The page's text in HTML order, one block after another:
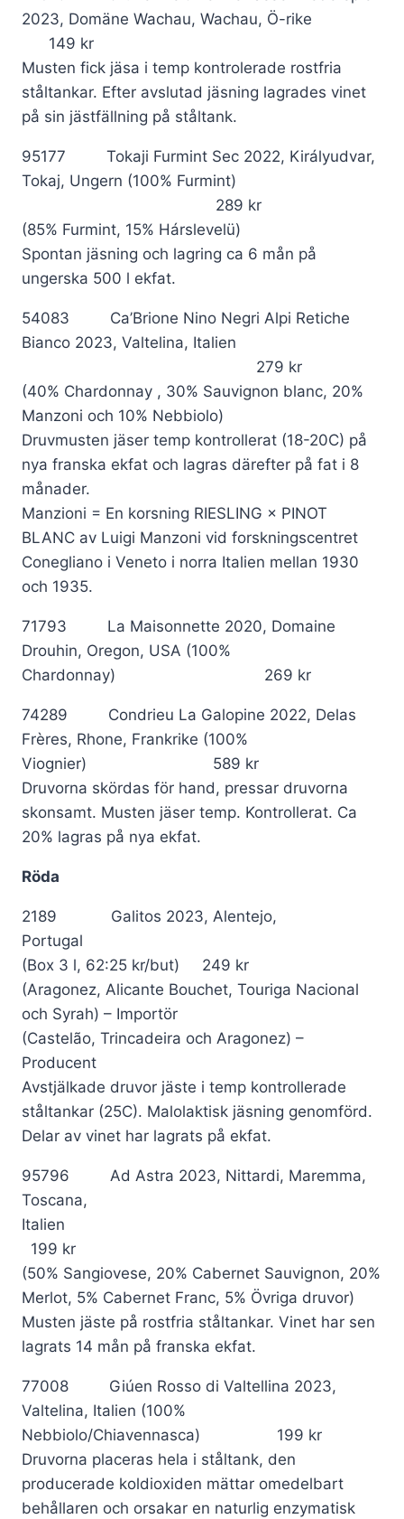
2023, Domäne Wachau, Wachau, Ö-rike
149 kr
Musten fick jäsa i temp kontrolerade rostfria
ståltankar. Efter avslutad jäsning lagrades vinet
på sin jästfällning på ståltank.
95177 Tokaji Furmint Sec 2022, Királyudvar,
Tokaj, Ungern (100% Furmint)
289 kr
(85% Furmint, 15% Hárslevelü)
Spontan jäsning och lagring ca 6 mån på
ungerska 500 l ekfat.
54083 Ca’Brione Nino Negri Alpi Retiche
Bianco 2023, Valtelina, Italien
279 kr
(40% Chardonnay , 30% Sauvignon blanc, 20%
Manzoni och 10% Nebbiolo)
Druvmusten jäser temp kontrollerat (18-20C) på
nya franska ekfat och lagras därefter på fat i 8
månader.
Manzioni = En korsning RIESLING × PINOT
BLANC av Luigi Manzoni vid forskningscentret
Conegliano i Veneto i norra Italien mellan 1930
och 1935.
71793 La Maisonnette 2020, Domaine
Drouhin, Oregon, USA (100%
Chardonnay) 269 kr
74289 Condrieu La Galopine 2022, Delas
Frères, Rhone, Frankrike (100%
Viognier) 589 kr
Druvorna skördas för hand, pressar druvorna
skonsamt. Musten jäser temp. Kontrollerat. Ca
20% lagras på nya ekfat.
Röda
2189 Galitos 2023, Alentejo,
Portugal
(Box 3 l, 62:25 kr/but) 249 kr
(Aragonez, Alicante Bouchet, Touriga Nacional
och Syrah) – Importör
(Castelão, Trincadeira och Aragonez) –
Producent
Avstjälkade druvor jäste i temp kontrollerade
ståltankar (25C). Malolaktisk jäsning genomförd.
Delar av vinet har lagrats på ekfat.
95796 Ad Astra 2023, Nittardi, Maremma,
Toscana,
Italien
199 kr
(50% Sangiovese, 20% Cabernet Sauvignon, 20%
Merlot, 5% Cabernet Franc, 5% Övriga druvor)
Musten jäste på rostfria ståltankar. Vinet har sen
lagrats 14 mån på franska ekfat.
77008 Giúen Rosso di Valtellina 2023,
Valtelina, Italien (100%
Nebbiolo/Chiavennasca) 199 kr
Druvorna placeras hela i ståltank, den
producerade koldioxiden mättar omedelbart
behållaren och orsakar en naturlig enzymatisk